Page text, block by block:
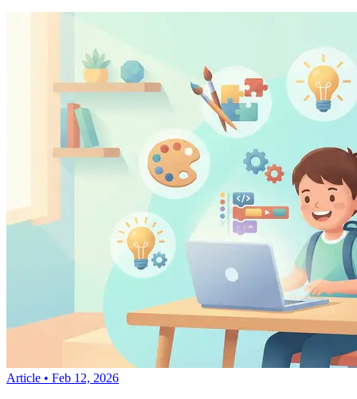
Article • Feb 12, 2026